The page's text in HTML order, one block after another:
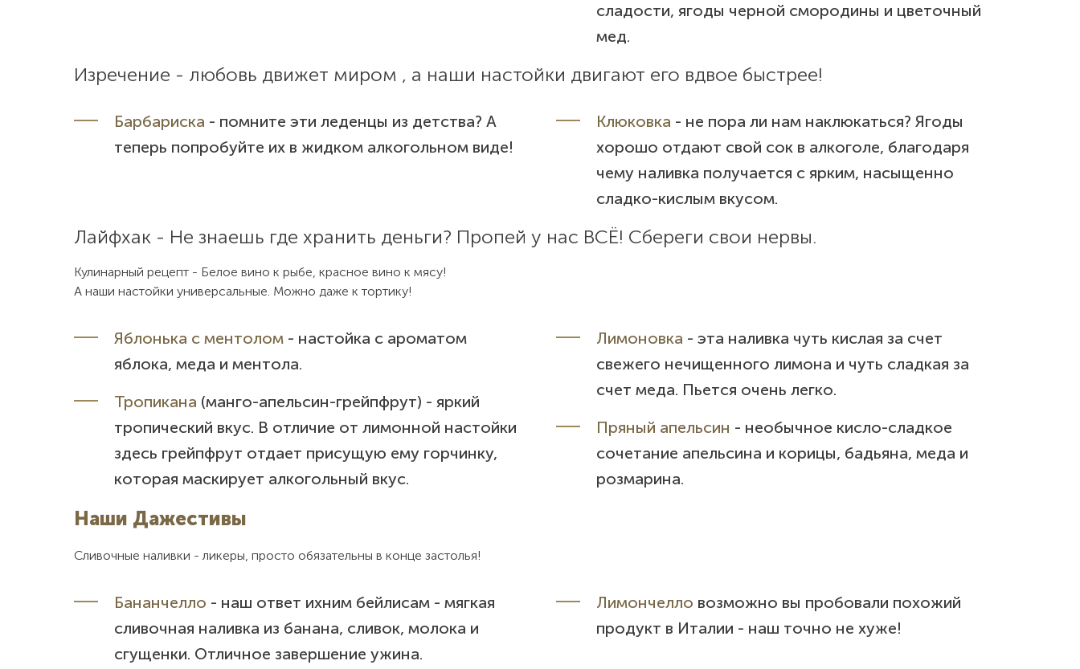
сладости, ягоды черной смородины и цветочный
мед.
Изречение - любовь движет миром , а наши настойки двигают его вдвое быстрее!
Барбариска - помните эти леденцы из детства? А
теперь попробуйте их в жидком алкогольном виде!
Клюковка - не пора ли нам наклюкаться? Ягоды
хорошо отдают свой сок в алкоголе, благодаря
чему наливка получается с ярким, насыщенно
сладко-кислым вкусом.
Лайфхак - Не знаешь где хранить деньги? Пропей у нас ВСЁ! Сбереги свои нервы.
Кулинарный рецепт - Белое вино к рыбе, красное вино к мясу!
А наши настойки универсальные. Можно даже к тортику!
Яблонька с ментолом - настойка с ароматом
яблока, меда и ментола.
Тропикана (манго-апельсин-грейпфрут) - яркий
тропический вкус. В отличие от лимонной настойки
здесь грейпфрут отдает присущую ему горчинку,
которая маскирует алкогольный вкус.
Лимоновка - эта наливка чуть кислая за счет
свежего нечищенного лимона и чуть сладкая за
счет меда. Пьется очень легко.
Пряный апельсин - необычное кисло-сладкое
сочетание апельсина и корицы, бадьяна, меда и
розмарина.
Наши Дажестивы
Сливочные наливки - ликеры, просто обязательны в конце застолья!
Бананчелло - наш ответ ихним бейлисам - мягкая
сливочная наливка из банана, сливок, молока и
сгущенки. Отличное завершение ужина.
Лимончелло возможно вы пробовали похожий
продукт в Италии - наш точно не хуже!